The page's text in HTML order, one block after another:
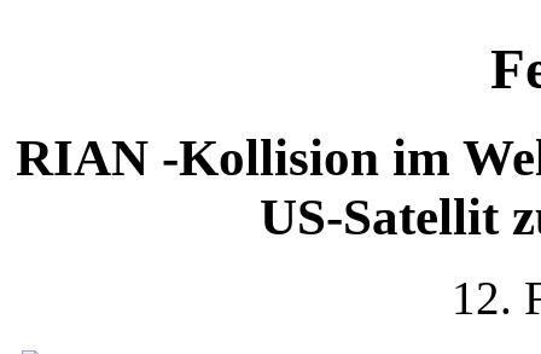
RIAN -Kollision im
US-Satellit
12.